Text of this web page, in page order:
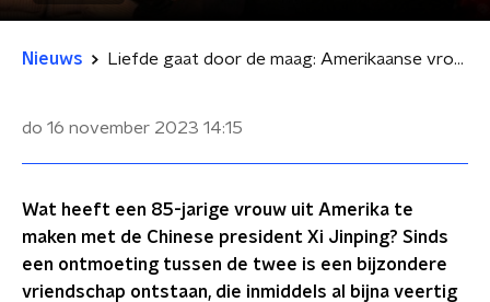
Nieuws Liefde gaat door de maag: Amerikaanse vrouw al veertig jaar bevriend met Xi Jinping
do 16 november 2023 14:15
Wat heeft een 85-jarige vrouw uit Amerika te
maken met de Chinese president Xi Jinping? Sinds
een ontmoeting tussen de twee is een bijzondere
vriendschap ontstaan, die inmiddels al bijna veertig